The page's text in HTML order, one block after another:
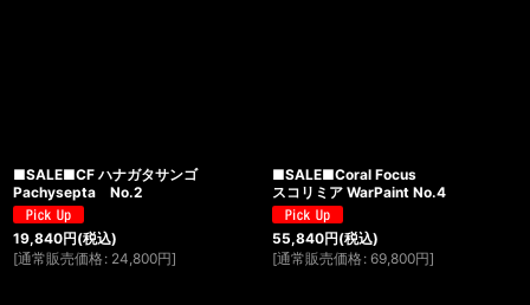
■SALE■CF ハナガタサンゴ
Pachysepta No.2
19,840円(税込)
[通常販売価格 : 24,800円]
■SALE■Coral Focus
スコリミア WarPaint No.4
55,840円(税込)
[通常販売価格 : 69,800円]